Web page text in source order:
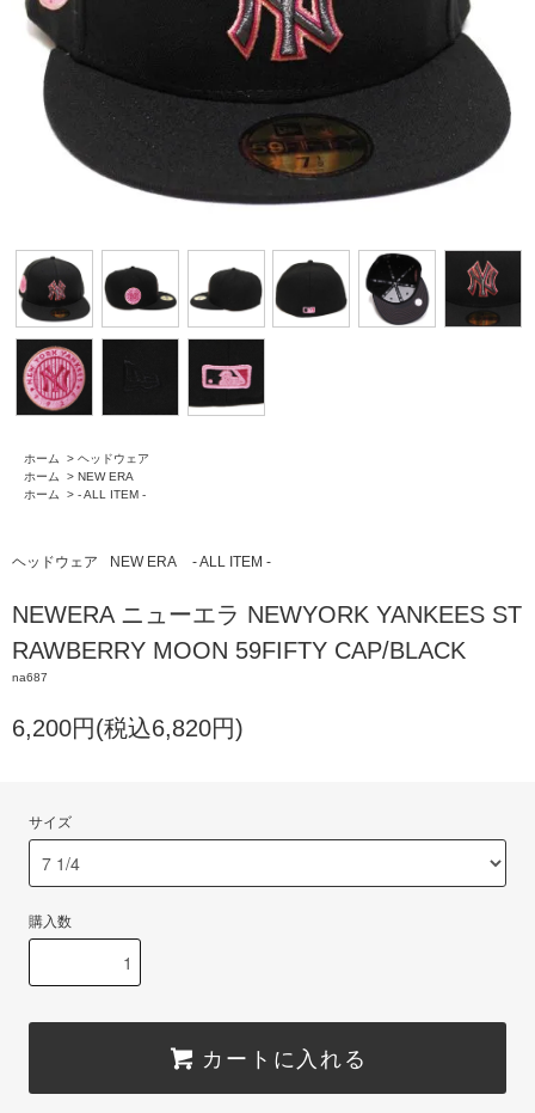
ホーム > ヘッドウェア
ホーム
> NEW ERA
ホーム
> - ALL ITEM -
ヘッドウェア NEW ERA - ALL ITEM -
NEWERA ニューエラ NEWYORK YANKEES ST
RAWBERRY MOON 59FIFTY CAP/BLACK
na687
6,200円(税込6,820円)
サイズ
購入数
カートに入れる